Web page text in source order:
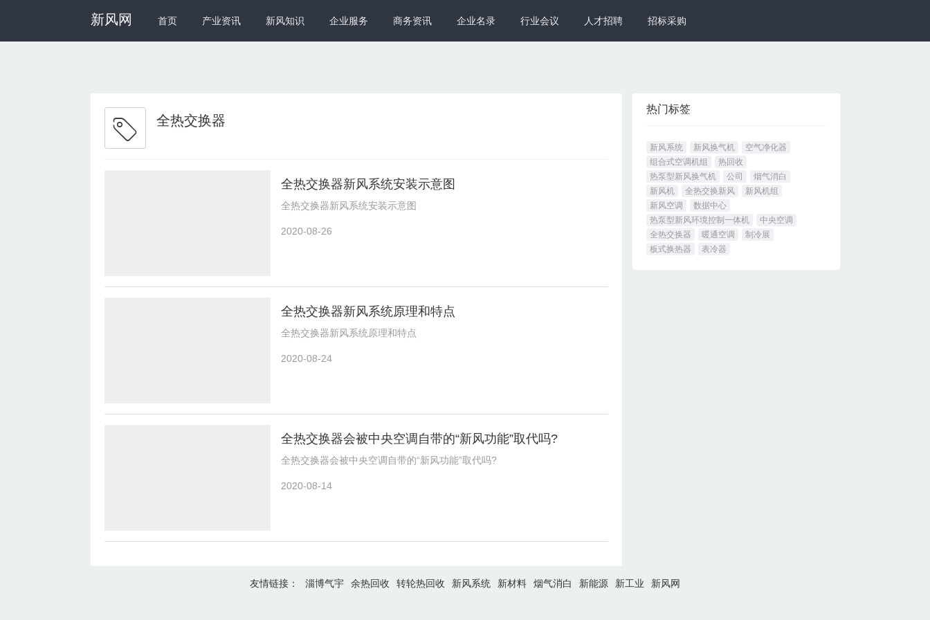
新风网 首页 产业资讯 新风知识 企业服务 商务资讯 企业名录 行业会议 人才招聘 招标采购
全热交换器
全热交换器新风系统安装示意图
全热交换器新风系统安装示意图
2020-08-26
全热交换器新风系统原理和特点
全热交换器新风系统原理和特点
2020-08-24
全热交换器会被中央空调自带的“新风功能”取代吗?
全热交换器会被中央空调自带的“新风功能”取代吗?
2020-08-14
热门标签
新风系统 新风换气机
空气净化器
组合式空调机组
热回收
热泵型新风换气机
公司
烟气消白
新风机
全热交换新风
新风机组
新风空调
数据中心
热泵型新风环境控制一体机
中央空调
全热交换器
暖通空调
制冷展
板式换热器
表冷器
友情链接： 淄博气宇 余热回收 转轮热回收 新风系统 新材料 烟气消白 新能源 新工业 新风网